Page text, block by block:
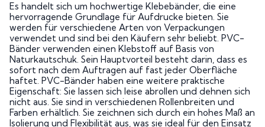
Es handelt sich um hochwertige Klebebänder, die eine
hervorragende Grundlage für Aufdrucke bieten. Sie
werden für verschiedene Arten von Verpackungen
verwendet und sind bei den Käufern sehr beliebt. PVC-
Bänder verwenden einen Klebstoff auf Basis von
Naturkautschuk. Sein Hauptvorteil besteht darin, dass es
sofort nach dem Auftragen auf fast jeder Oberfläche
haftet. PVC-Bänder haben eine weitere praktische
Eigenschaft: Sie lassen sich leise abrollen und dehnen sich
nicht aus. Sie sind in verschiedenen Rollenbreiten und
Farben erhältlich. Sie zeichnen sich durch ein hohes Maß an
Isolierung und Flexibilität aus, was sie ideal für den Einsatz